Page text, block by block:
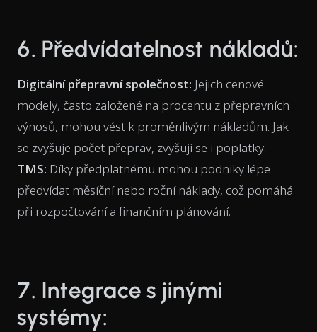
6. Předvídatelnost nákladů:
Digitální přepravní společnost: Jejich cenové
modely, často založené na procentu z přepravních
výnosů, mohou vést k proměnlivým nákladům. Jak
se zvyšuje počet přeprav, zvyšují se i poplatky.
TMS: Díky předplatnému mohou podniky lépe
předvídat měsíční nebo roční náklady, což pomáhá
při rozpočtování a finančním plánování.
7. Integrace s jinými
systémy: